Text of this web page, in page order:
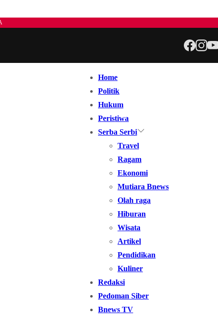
Home
Politik
Hukum
Peristiwa
Serba Serbi
Travel
Ragam
Ekonomi
Mutiara Bnews
Olah raga
Hiburan
Wisata
Artikel
Pendidikan
Kuliner
Redaksi
Pedoman Siber
Bnews TV